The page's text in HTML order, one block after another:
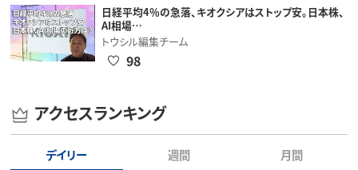
日経平均4％の急落、キオクシアはストップ安。日本株、
AI相場…
トウシル編集チーム
98
アクセスランキング
デイリー 週間 月間